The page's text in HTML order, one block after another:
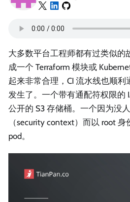
大多数平台工程师都有过类似的
成一个 Terraform 模块或
起来非常合理，CI 流水线也顺
发生了。一个带有通配符权限的
公开的 S3 存储桶。一个因为没
（security context）而以 root
pod。